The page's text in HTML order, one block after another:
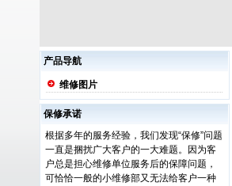
产品导航
维修图片
保修承诺
根据多年的服务经验，我们发现“保修”问题
一直是捆扰广大客户的一大难题。因为客
户总是担心维修单位服务后的保障问题，
可恰恰一般的小维修部又无法给客户一种